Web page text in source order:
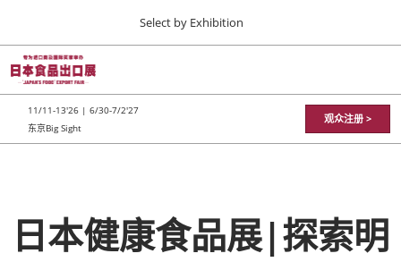
转
至
容
to
close
the
Select by Exhibition
日本食品出口展
11 11, 2026
全
航
11/11-13'26 | 6/30-7/2'27
东京Big Sight
观众注册 >
日本健康食品展|探索明